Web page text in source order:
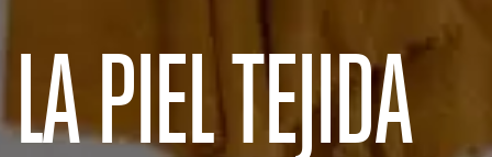
LA PIEL TEJIDA